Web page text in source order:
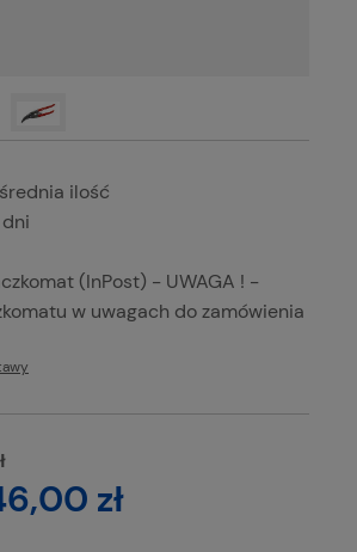
średnia ilość
(InPost) - UWAGA ! -
w uwagach do zamówienia
ewentualnych kosztów płatności
zł